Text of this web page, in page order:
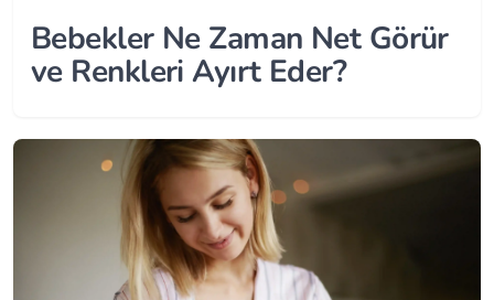
Bebekler Ne Zaman Net Görür
ve Renkleri Ayırt Eder?